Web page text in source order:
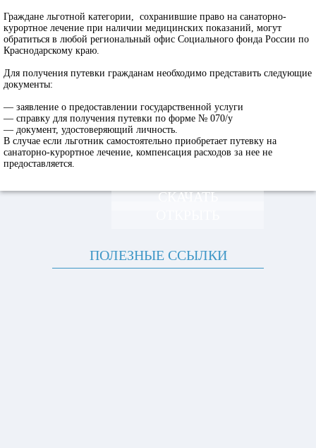
Граждане льготной категории, сохранившие право на санаторно-
курортное лечение при наличии медицинских показаний, могут
обратиться в любой региональный офис Социального фонда России по
Краснодарскому краю.
Для получения путевки гражданам необходимо представить следующие
документы:
— заявление о предоставлении государственной услуги
— справку для получения путевки по форме № 070/у
— документ, удостоверяющий личность.
В случае если льготник самостоятельно приобретает путевку на
санаторно-курортное лечение, компенсация расходов за нее не
предоставляется.
СКАЧАТЬ
ПОЛЕЗНЫЕ ССЫЛКИ